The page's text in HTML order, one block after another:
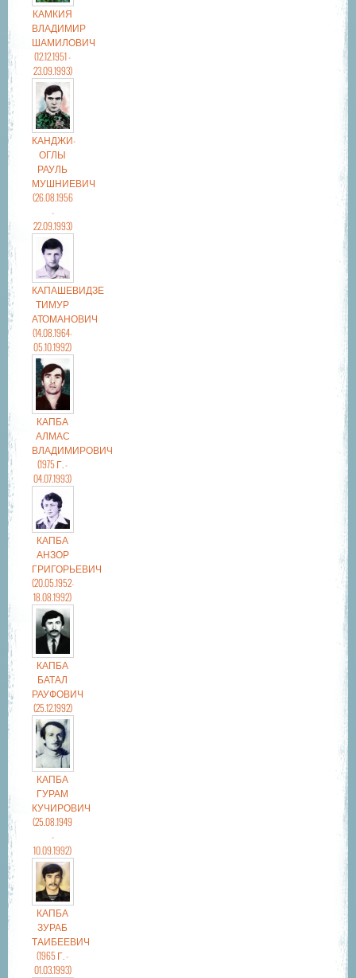
КАМКИЯ
ВЛАДИМИР
ШАМИЛОВИЧ
(12.12.1951 -
23.09.1993)
КАНДЖИ-
ОГЛЫ
РАУЛЬ
МУШНИЕВИЧ
(26.08.1956
-
22.09.1993)
КАПАШЕВИДЗЕ
ТИМУР
АТОМАНОВИЧ
(14.08.1964-
05.10.1992)
КАПБА
АЛМАС
ВЛАДИМИРОВИЧ
(1975 Г. -
04.07.1993)
КАПБА
АНЗОР
ГРИГОРЬЕВИЧ
(20.05.1952-
18.08.1992)
КАПБА
БАТАЛ
РАУФОВИЧ
(25.12.1992)
КАПБА
ГУРАМ
КУЧИРОВИЧ
(25.08.1949
-
10.09.1992)
КАПБА
ЗУРАБ
ТАИБЕЕВИЧ
(1965 Г. -
01.03.1993)